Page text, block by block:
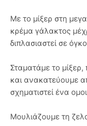
Με το μίξερ στη
κρέμα γάλακτος
διπλασιαστεί σε
Σταματάμε το μίξερ,
και ανακατεύουμε
σχηματιστεί ένα
Μουλιάζουμε τη